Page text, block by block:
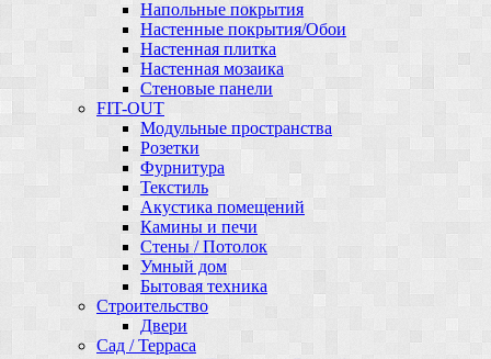
Напольные покрытия
Настенные покрытия/Обои
Настенная плитка
Настенная мозаика
Стеновые панели
FIT-OUT
Модульные пространства
Розетки
Фурнитура
Текстиль
Акустика помещений
Камины и печи
Стены / Потолок
Умный дом
Бытовая техника
Строительство
Двери
Сад / Терраса